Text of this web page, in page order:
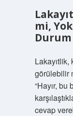
mi,
görülebilir
“Hayır,
cevap